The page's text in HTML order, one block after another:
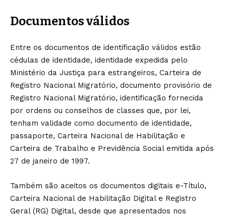
Documentos válidos
Entre os documentos de identificação válidos estão
cédulas de identidade, identidade expedida pelo
Ministério da Justiça para estrangeiros, Carteira de
Registro Nacional Migratório, documento provisório de
Registro Nacional Migratório, identificação fornecida
por ordens ou conselhos de classes que, por lei,
tenham validade como documento de identidade,
passaporte, Carteira Nacional de Habilitação e
Carteira de Trabalho e Previdência Social emitida após
27 de janeiro de 1997.
Também são aceitos os documentos digitais e-Título,
Carteira Nacional de Habilitação Digital e Registro
Geral (RG) Digital, desde que apresentados nos